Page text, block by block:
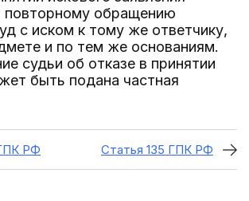
повторному обращению
с иском к тому же ответчику,
и по тем же основаниям.
судьи об отказе в принятии
быть подана частная
РФ Статья 135 ГПК РФ